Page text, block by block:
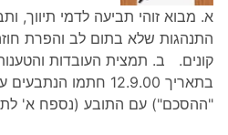
א. מבוא זוהי תביעה לדמי
התנהגות שלא בתום לב והפרת
בתאריך 12.9.00 חתמו
"ההסכם") עם התובע (נספח א'